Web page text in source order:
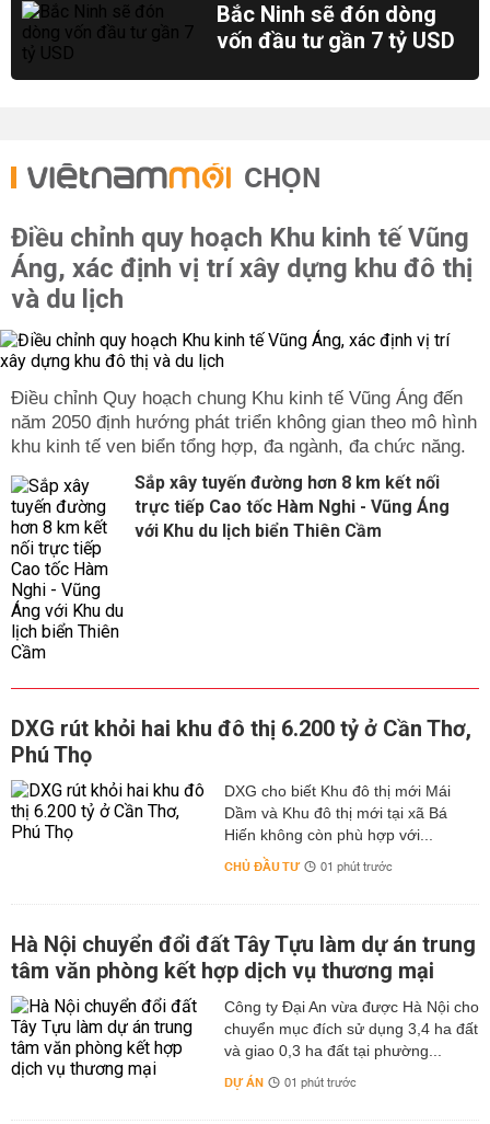
Bắc Ninh sẽ đón dòng
vốn đầu tư gần 7 tỷ USD
CHỌN
Điều chỉnh quy hoạch Khu kinh tế Vũng
Áng, xác định vị trí xây dựng khu đô thị
và du lịch
Điều chỉnh Quy hoạch chung Khu kinh tế Vũng Áng đến
năm 2050 định hướng phát triển không gian theo mô hình
khu kinh tế ven biển tổng hợp, đa ngành, đa chức năng.
Sắp xây tuyến đường hơn 8 km kết nối
trực tiếp Cao tốc Hàm Nghi - Vũng Áng
với Khu du lịch biển Thiên Cầm
DXG rút khỏi hai khu đô thị 6.200 tỷ ở Cần Thơ,
Phú Thọ
DXG cho biết Khu đô thị mới Mái
Dầm và Khu đô thị mới tại xã Bá
Hiến không còn phù hợp với...
CHỦ ĐẦU TƯ 01 phút trước
Hà Nội chuyển đổi đất Tây Tựu làm dự án trung
tâm văn phòng kết hợp dịch vụ thương mại
Công ty Đại An vừa được Hà Nội cho
chuyển mục đích sử dụng 3,4 ha đất
và giao 0,3 ha đất tại phường...
DỰ ÁN 01 phút trước